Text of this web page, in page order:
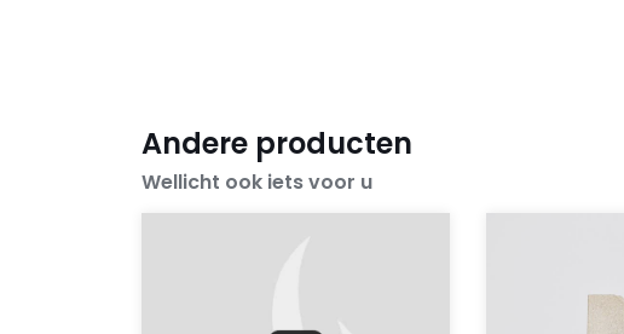
Andere producten
Wellicht ook iets voor u